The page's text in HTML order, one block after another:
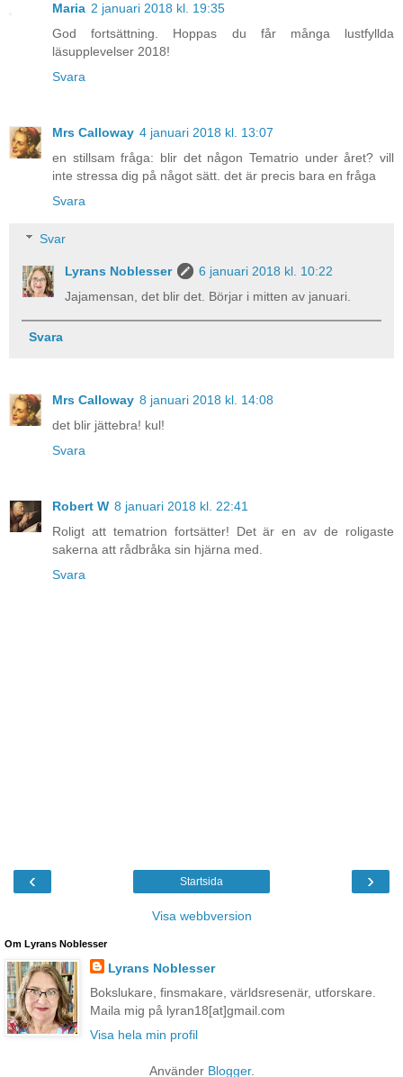
Maria 2 januari 2018 kl. 19:35
God fortsättning. Hoppas du får många lustfyllda
läsupplevelser 2018!
Svara
Mrs Calloway 4 januari 2018 kl. 13:07
en stillsam fråga: blir det någon Tematrio under året? vill
inte stressa dig på något sätt. det är precis bara en fråga
Svara
Svar
Lyrans Noblesser
6 januari 2018 kl. 10:22
Jajamensan, det blir det. Börjar i mitten av januari.
Svara
Mrs Calloway 8 januari 2018 kl. 14:08
det blir jättebra! kul!
Svara
Robert W 8 januari 2018 kl. 22:41
Roligt att tematrion fortsätter! Det är en av de roligaste
sakerna att rådbråka sin hjärna med.
Svara
‹ ›
Startsida
Visa webbversion
Om Lyrans Noblesser
Lyrans Noblesser
Bokslukare, finsmakare, världsresenär, utforskare.
Maila mig på lyran18[at]gmail.com
Visa hela min profil
Använder Blogger.